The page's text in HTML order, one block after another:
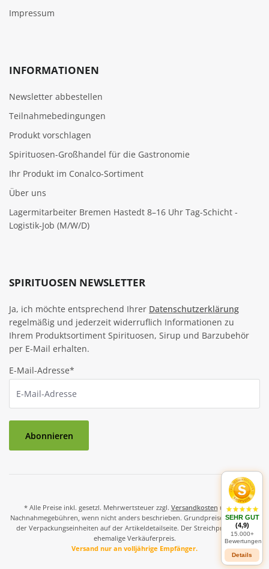
Impressum
INFORMATIONEN
Newsletter abbestellen
Teilnahmebedingungen
Produkt vorschlagen
Spirituosen-Großhandel für die Gastronomie
Ihr Produkt im Conalco-Sortiment
Über uns
Lagermitarbeiter Bremen Hastedt 8–16 Uhr Tag-Schicht -
Logistik-Job (M/W/D)
SPIRITUOSEN NEWSLETTER
Ja, ich möchte entsprechend Ihrer Datenschutzerklärung
regelmäßig und jederzeit widerruflich Informationen zu
Ihrem Produktsortiment Spirituosen, Sirup und Barzubehör
per E-Mail erhalten.
E-Mail-Adresse*
Abonnieren
* Alle Preise inkl. gesetzl. Mehrwertsteuer zzgl. Versandkosten und ggf.
Nachnahmegebühren, wenn nicht anders beschrieben. Grundpreise und Preise
der Verpackungseinheiten auf der Artikeldetailseite. Der Streichpreis ist der
ehemalige Verkäuferpreis.
Versand nur an volljährige Empfänger.
SEHR GUT
(4,9)
15.000+
Bewertungen
Details